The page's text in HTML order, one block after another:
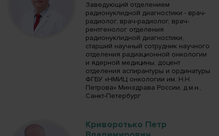
Заведующий отделением
радионуклидной диагностики - врач-
радиолог, врач-радиолог, врач-
рентгенолог отделения
радионуклидной диагностики,
старший научный сотрудник научного
отделения радиационной онкологии
и ядерной медицины, доцент
отделения аспирантуры и ординатуры
ФГБУ «НМИЦ онкологии им. Н.Н.
Петрова» Минздрава России, д.м.н.,
Санкт-Петербург
Криворотько Петр